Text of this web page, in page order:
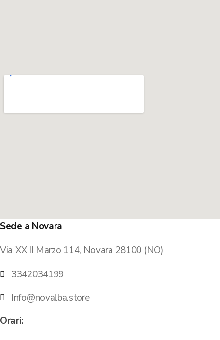
Sede a Novara
Via XXIII Marzo 114, Novara 28100 (NO)
3342034199
Info@novalba.store
Orari: